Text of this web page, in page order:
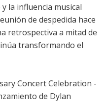
la influencia musical
de despedida hace
retrospectiva a mitad de
transformando el
Concert Celebration -
de Dylan